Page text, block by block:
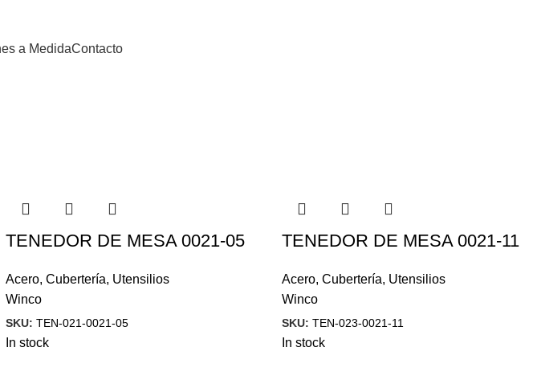
a MedidaContacto
TENEDOR DE MESA 0021-05
Acero, Cubertería, Utensilios
Winco
SKU: TEN-021-0021-05
In stock
TENEDOR DE MESA 0021-11
Acero, Cubertería, Utensilios
Winco
SKU: TEN-023-0021-11
In stock